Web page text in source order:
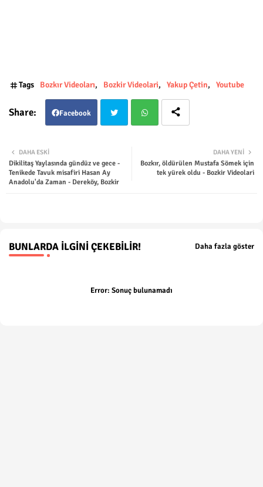
Tags Bozkır Videoları Bozkir Videolari Yakup Çetin Youtube
Facebook
ter tsap
DAHA YENI
Bozkır, öldürülen Mustafa Sömek için
tek yürek oldu - Bozkir Videolari
DAHA ESKI
Dikilitaş Yaylasında gündüz ve gece -
Tenikede Tavuk misafiri Hasan Ay
Anadolu'da Zaman - Dereköy, Bozkir
BUNLARDA İLGINI ÇEKEBILIR! Daha fazla göster
Error: Sonuç bulunamadı